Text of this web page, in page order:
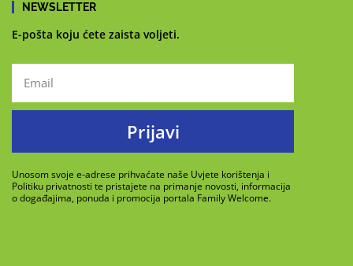
NEWSLETTER
E-pošta koju ćete zaista voljeti.
Prijavi
Unosom svoje e-adrese prihvaćate naše Uvjete korištenja i
Politiku privatnosti te pristajete na primanje novosti, informacija
o događajima, ponuda i promocija portala Family Welcome.